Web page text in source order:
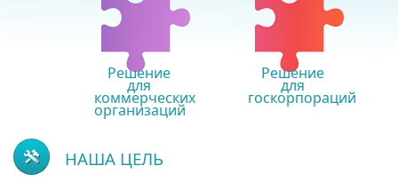
Решение
для
коммерческих
организаций
Решение
для
госкорпораций
НАША ЦЕЛЬ